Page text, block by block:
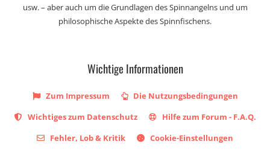
usw. – aber auch um die Grundlagen des Spinnangelns und um
philosophische Aspekte des Spinnfischens.
Wichtige Informationen
Zum Impressum
Die Nutzungsbedingungen
Wichtiges zum Datenschutz
Hilfe zum Forum - F.A.Q.
Fehler, Lob & Kritik
Cookie-Einstellungen